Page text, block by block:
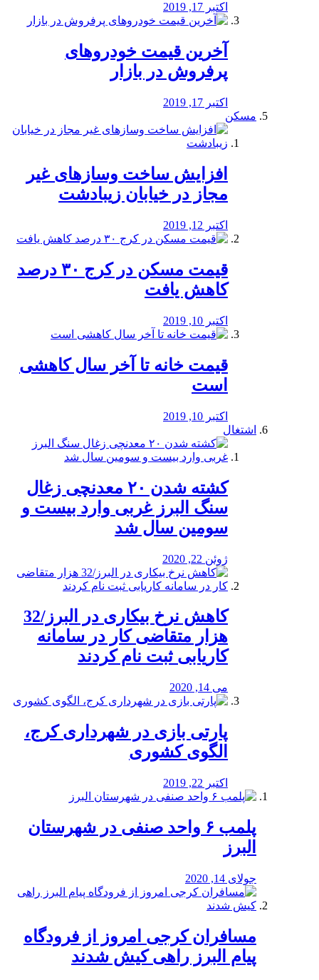
اکتبر 17, 2019
آخرین قیمت خودرو‌های
پرفروش در بازار
اکتبر 17, 2019
مسکن
افزایش ساخت وسازهای غیر
مجاز در خیابان زیبادشت
اکتبر 12, 2019
️قیمت مسکن در کرج ۳۰ درصد
کاهش یافت
اکتبر 10, 2019
قیمت خانه تا آخر سال کاهشی
است
اکتبر 10, 2019
اشتغال
کشته شدن ۲۰ معدنچی زغال
سنگ البرز غربی وارد بیست و
سومین سال شد
ژوئن 22, 2020
کاهش نرخ بیکاری در البرز/32
هزار متقاضی کار در سامانه
کاریابی ثبت نام کردند
می 14, 2020
پارتی بازی در شهرداری کرج،
الگوی کشوری
اکتبر 22, 2019
پلمب ۶ واحد صنفی در شهرستان
البرز
جولای 14, 2020
مسافران کرجی امروز از فرودگاه
پیام البرز راهی کیش شدند